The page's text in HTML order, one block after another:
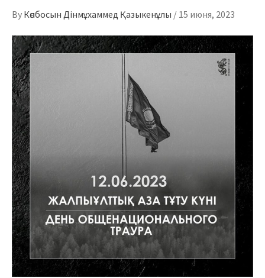
By Көпбосын Дінмұхаммед Қазыкенұлы / 15 июня, 2023